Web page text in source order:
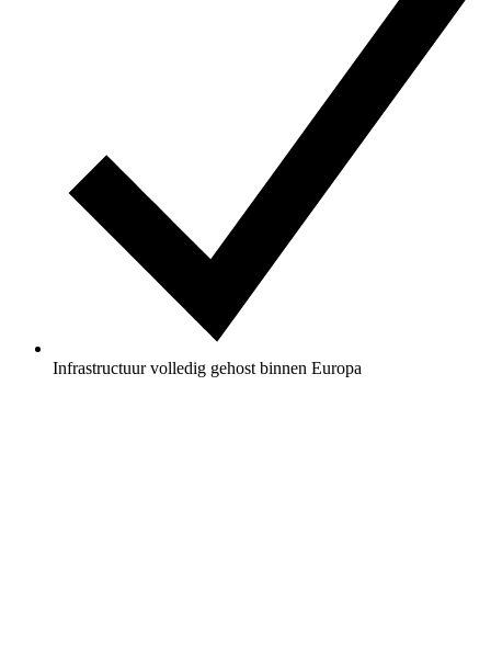
Infrastructuur volledig gehost binnen Europa